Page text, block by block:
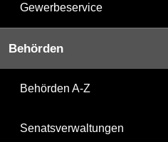
Gewerbeservice
Behörden
Behörden A-Z
Senatsverwaltungen